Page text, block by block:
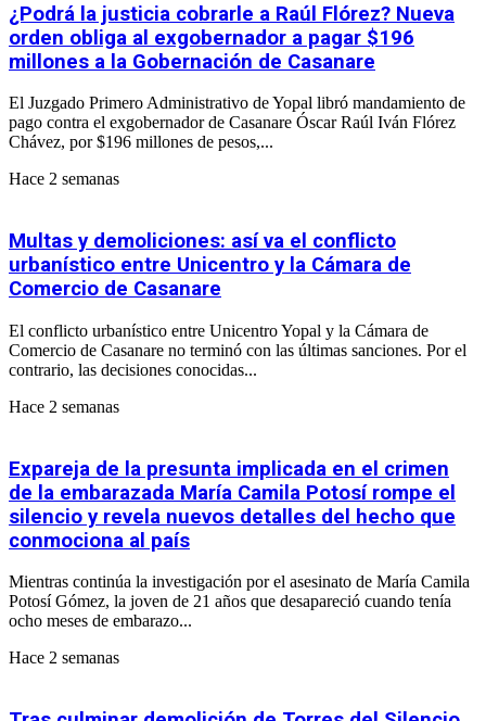
¿Podrá la justicia cobrarle a Raúl Flórez? Nueva
orden obliga al exgobernador a pagar $196
millones a la Gobernación de Casanare
El Juzgado Primero Administrativo de Yopal libró mandamiento de
pago contra el exgobernador de Casanare Óscar Raúl Iván Flórez
Chávez, por $196 millones de pesos,...
Hace 2 semanas
Multas y demoliciones: así va el conflicto
urbanístico entre Unicentro y la Cámara de
Comercio de Casanare
El conflicto urbanístico entre Unicentro Yopal y la Cámara de
Comercio de Casanare no terminó con las últimas sanciones. Por el
contrario, las decisiones conocidas...
Hace 2 semanas
Expareja de la presunta implicada en el crimen
de la embarazada María Camila Potosí rompe el
silencio y revela nuevos detalles del hecho que
conmociona al país
Mientras continúa la investigación por el asesinato de María Camila
Potosí Gómez, la joven de 21 años que desapareció cuando tenía
ocho meses de embarazo...
Hace 2 semanas